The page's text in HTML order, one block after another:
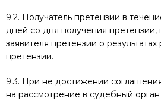
9.2. Получатель претензии в
дней со дня получения
заявителя претензии о
претензии.
9.3. При не достижении
на рассмотрение в судебный орган